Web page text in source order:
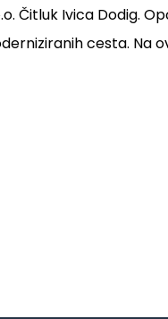
Čitluk Ivica Dodig.
cesta. Na